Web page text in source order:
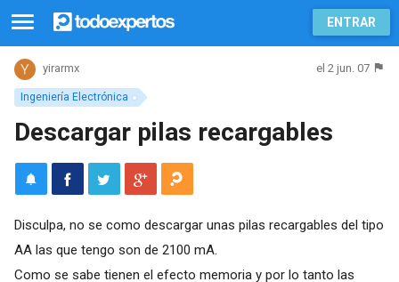
ENTRAR
Ingeniería Electrónica
yirarmx el 2 jun. 07
Descargar pilas recargables
Disculpa, no se como descargar unas pilas recargables del tipo
AA las que tengo son de 2100 mA.
Como se sabe tienen el efecto memoria y por lo tanto las